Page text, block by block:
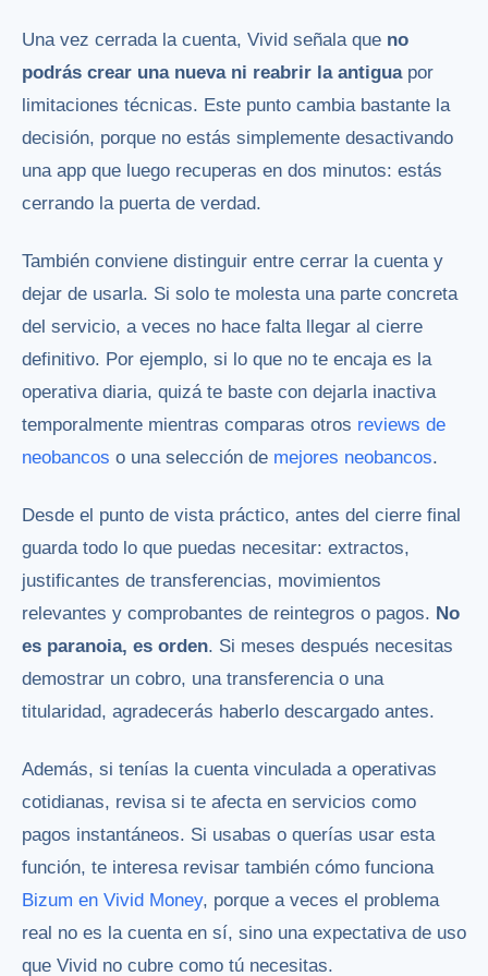
Una vez cerrada la cuenta, Vivid señala que no
podrás crear una nueva ni reabrir la antiguapor
limitaciones técnicas. Este punto cambia bastante la
decisión, porque no estás simplemente desactivando
una app que luego recuperas en dos minutos: estás
cerrando la puerta de verdad.
También conviene distinguir entre cerrar la cuenta y
dejar de usarla. Si solo te molesta una parte concreta
del servicio, a veces no hace falta llegar al cierre
definitivo. Por ejemplo, si lo que no te encaja es la
operativa diaria, quizá te baste con dejarla inactiva
temporalmente mientras comparas otros reviews de
neobancos o una selección de mejores neobancos.
Desde el punto de vista práctico, antes del cierre final
guarda todo lo que puedas necesitar: extractos,
justificantes de transferencias, movimientos
relevantes y comprobantes de reintegros o pagos. No
es paranoia, es orden. Si meses después necesitas
demostrar un cobro, una transferencia o una
titularidad, agradecerás haberlo descargado antes.
Además, si tenías la cuenta vinculada a operativas
cotidianas, revisa si te afecta en servicios como
pagos instantáneos. Si usabas o querías usar esta
función, te interesa revisar también cómo funciona
Bizum en Vivid Money, porque a veces el problema
real no es la cuenta en sí, sino una expectativa de uso
que Vivid no cubre como tú necesitas.